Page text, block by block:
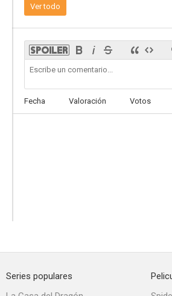
Ver todo
Fecha Valoración Votos
Series populares